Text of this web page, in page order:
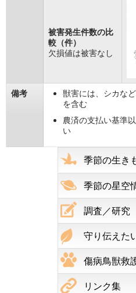
被害発生件数の比
較（件）
欠損値は被害なし
備考
獣害には、シカな
を含む
農済の支払い基準
い
季節の生き
季節の星空
調査／研究
守り伝えた
傷病鳥獣救
リンク集